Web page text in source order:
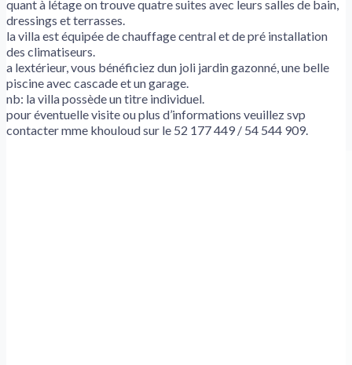
quant à létage on trouve quatre suites avec leurs salles de bain,
dressings et terrasses.
la villa est équipée de chauffage central et de pré installation
des climatiseurs.
a lextérieur, vous bénéficiez dun joli jardin gazonné, une belle
piscine avec cascade et un garage.
nb: la villa possède un titre individuel.
pour éventuelle visite ou plus d’informations veuillez svp
contacter mme khouloud sur le 52 177 449 / 54 544 909.